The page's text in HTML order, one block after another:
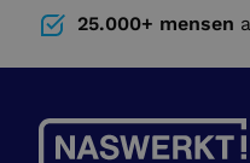
25.000+ mensen